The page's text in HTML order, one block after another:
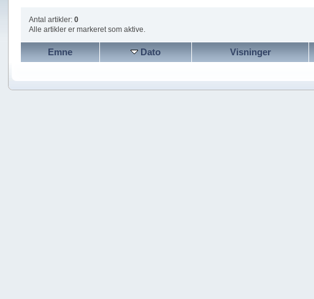
Antal artikler: 0
Alle artikler er markeret som aktive.
Emne Dato Visninger